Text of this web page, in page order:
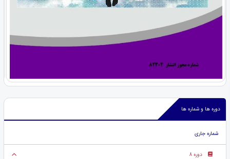
دوره ها و شماره ها
شماره جاری
دوره 8